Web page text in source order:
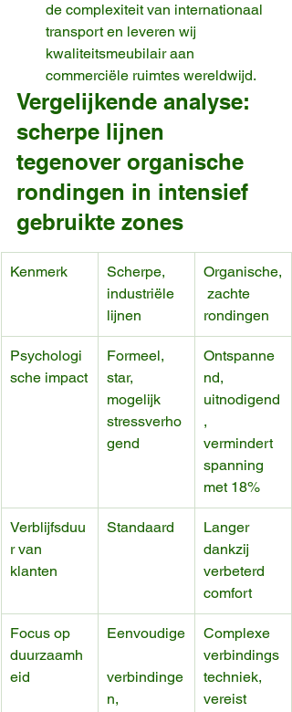
de complexiteit van internationaal
transport en leveren wij
kwaliteitsmeubilair aan
commerciële ruimtes wereldwijd.
Vergelijkende analyse:
scherpe lijnen
tegenover organische
rondingen in intensief
gebruikte zones
Kenmerk
Scherpe,
industriële
lijnen
Organische,
zachte
rondingen
Psychologi
sche impact
Formeel,
star,
mogelijk
stressverho
gend
Ontspanne
nd,
uitnodigend
,
vermindert
spanning
met 18%
Verblijfsduu
r van
klanten
Standaard
Langer
dankzij
verbeterd
comfort
Focus op
duurzaamh
eid
Eenvoudige
verbindinge
n,
Complexe
verbindings
techniek,
vereist